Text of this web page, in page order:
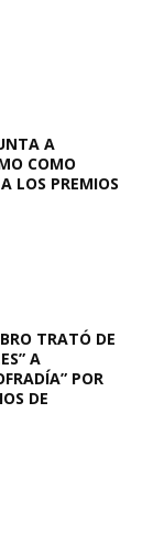
A
COMO
LOS PREMIOS
TRATÓ DE
A
POR
DE